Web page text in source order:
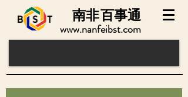
www.nanfeibst.com
百事通
南非